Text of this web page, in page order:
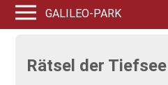
GALILEO-PARK
Rätsel der Tiefsee